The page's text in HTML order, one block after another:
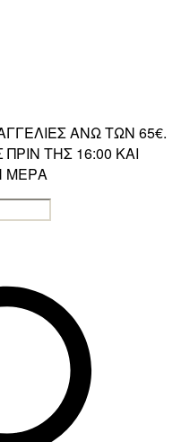
ΑΝΩ ΤΩΝ 65€.
ΤΗΣ 16:00 ΚΑΙ
ΜΕΡΑ